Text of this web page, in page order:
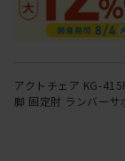
アクトチェア KG-
脚 固定肘 ランバー